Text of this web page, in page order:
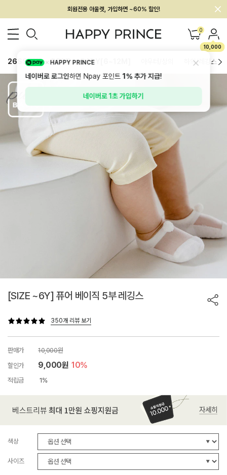
회원전용 아울렛, 가입하면 ~60% 할인!
멤버십 최대 28,000원 혜택 0
10,000
26SS 신상 BEST BABY[6~12M] 하의/레깅스
[SIZE ~6Y] 퓨어 베이직 5부 레깅스
350개 리뷰 보기
판매가
10,000원
할인가
9,000원 10%
적립금 1%
색상
사이즈
HAPPY PRINCE
네이버로 로그인하면 Npay 포인트1%추가 지급!
네이버로 1초 가입하기